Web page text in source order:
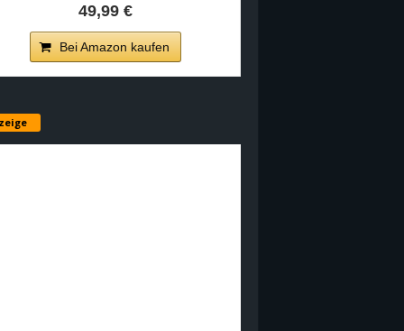
49,99 €
Bei Amazon kaufen